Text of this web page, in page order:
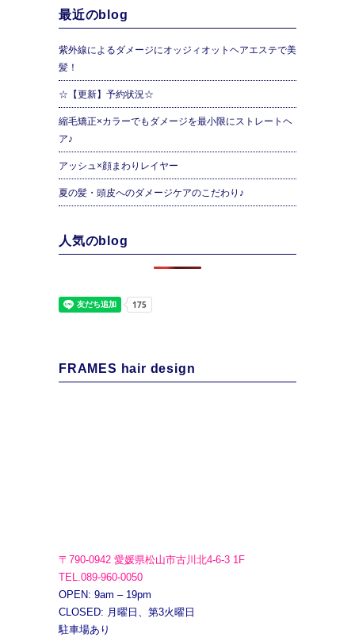
最近のblog
紫外線によるダメージにオッジィオットヘアエステで美
髪！
☆【更新】予約状況☆
縮毛矯正×カラーでもダメージを最小限にストレートヘ
ア♪
アッシュ×顔まわりレイヤー
夏の髪・頭皮へのダメージケアのこだわり♪
人気のblog
FRAMES hair design
〒790-0942 愛媛県松山市古川北4-6-3 1F
TEL.089-960-0050
OPEN: 9am – 19pm
CLOSED: 月曜日、第3火曜日
駐車場あり